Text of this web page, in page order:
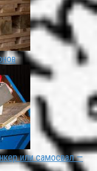
или самосвал —